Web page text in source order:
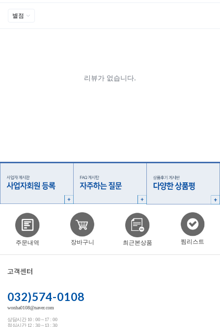
주문내역 장바구니 최근본상품 찜리스트
고객센터
032)574-0108
wonha0108@naver.com
상담시간 10 : 00 ~ 17 : 00
점심시간 12 : 30 ~ 13 : 30